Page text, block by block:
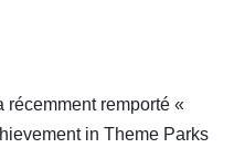
récemment remporté «
in Theme Parks